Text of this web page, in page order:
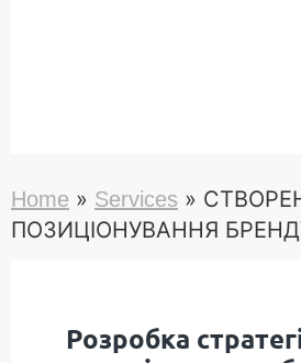
Home » Services »
ПОЗИЦІОНУВАННЯ
Розробка